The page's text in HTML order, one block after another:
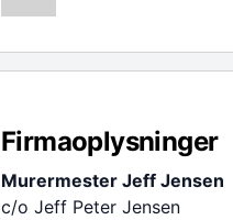
Firmaoplysninger
Murermester Jeff Jensen
c/o Jeff Peter Jensen